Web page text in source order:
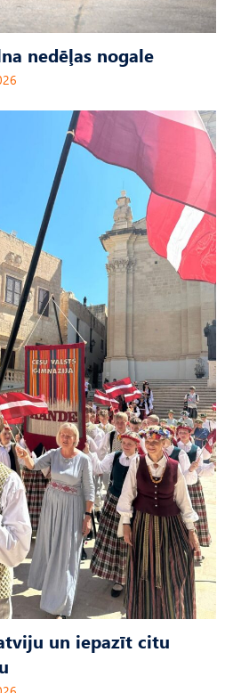
nedēļas nogale
un iepazīt citu